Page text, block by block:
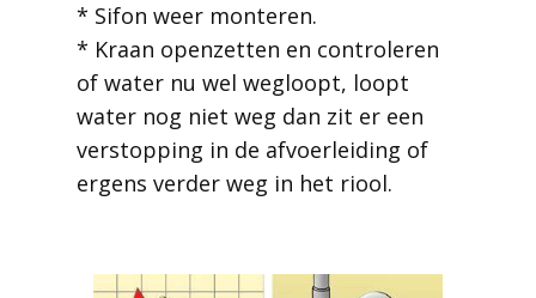
* Sifon weer monteren.
* Kraan openzetten en controleren
of water nu wel wegloopt, loopt
water nog niet weg dan zit er een
verstopping in de afvoerleiding of
ergens verder weg in het riool.